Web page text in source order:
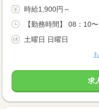
時給1,900円～
【勤務時間】 08：10
土曜日 日曜日
求